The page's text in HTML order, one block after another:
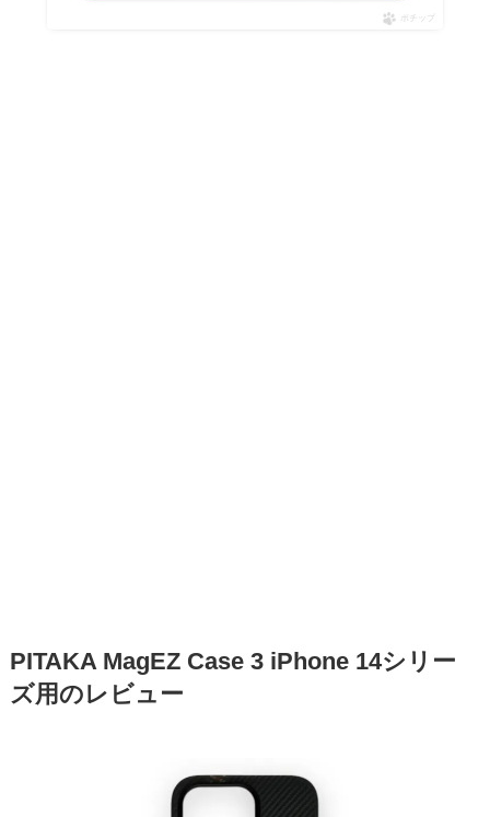
ポチップ
PITAKA MagEZ Case 3 iPhone 14シリー
ズ用のレビュー